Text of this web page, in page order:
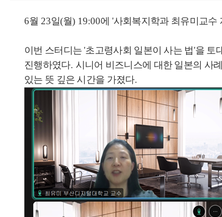
6월 23일(월) 19:00에 '사회복지학과 최유미교수
이번 스터디는'초고령사회 일본이 사는 법'을 토
진행하였다. 시니어 비즈니스에 대한 일본의 사
있는 뜻 깊은 시간을 가졌다.